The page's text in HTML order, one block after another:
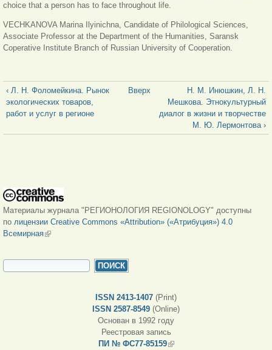
choice that a person has to face throughout life.
VECHKANOVA Marina Ilyinichna, Candidate of Philological Sciences,
Associate Professor at the Department of the Humanities, Saransk
Coperative Institute Branch of Russian University of Cooperation.
‹ Л. Н. Фоломейкина. Рынок
экологических товаров,
работ и услуг в регионе
Вверх
Н. М. Инюшкин, Л. Н.
Мешкова. Этнокультурный
диалог в жизни и творчестве
М. Ю. Лермонтова ›
Материалы журнала "РЕГИОНОЛОГИЯ REGIONOLOGY" доступны
по лицензии Creative Commons «Attribution» («Атрибуция») 4.0
Всемирная(внешняя ссылка)
ФОРМА ПОИСКА
ISSN 2413-1407 (Print)
ISSN 2587-8549 (Online)
Основан в 1992 году
Реестровая запись
ПИ № ФС77-85159(внешняя ссылка)